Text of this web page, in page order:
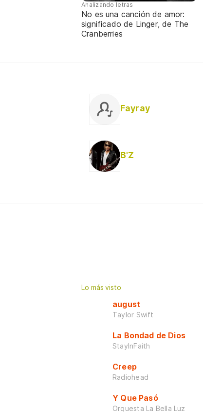
Analizando letras
No es una canción de amor:
significado de Linger, de The
Cranberries
Fayray
B'Z
Lo más visto
august
Taylor Swift
La Bondad de Dios
StayInFaith
Creep
Radiohead
Y Que Pasó
Orquesta La Bella Luz